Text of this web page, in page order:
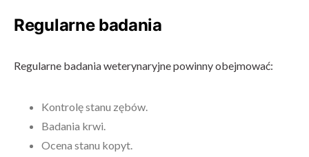
Regularne badania
Regularne badania weterynaryjne powinny obejmować:
Kontrolę stanu zębów.
Badania krwi.
Ocena stanu kopyt.